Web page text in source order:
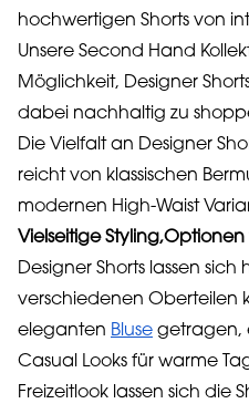
hochwertigen Shorts von
Unsere Second Hand
Möglichkeit, Designer
dabei nachhaltig zu
Die Vielfalt an Designer
reicht von klassischen
modernen High-Waist
Vielseitige Styling,Optionen
Designer Shorts lassen
verschiedenen Oberteilen
eleganten Bluse getragen,
Casual Looks für warme
Freizeitlook lassen sich die